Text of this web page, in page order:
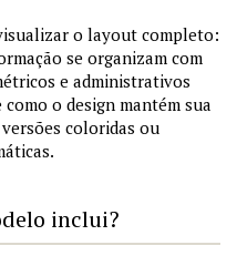
o layout completo:
se organizam com
e administrativos
o design mantém sua
coloridas ou
inclui?